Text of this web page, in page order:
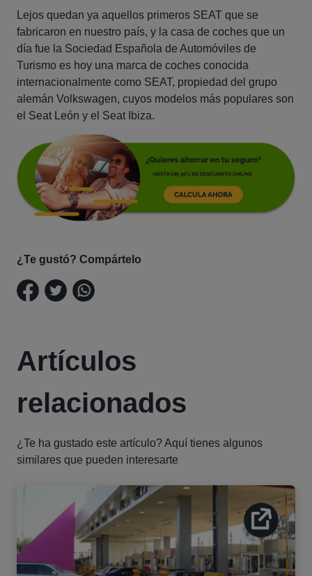
Lejos quedan ya aquellos primeros SEAT que se
fabricaron en nuestro país, y la casa de coches que un
día fue la Sociedad Española de Automóviles de
Turismo es hoy una marca de coches conocida
internacionalmente como SEAT, propiedad del grupo
alemán Volkswagen, cuyos modelos más populares son
el Seat León y el Seat Ibiza.
¿Te gustó? Compártelo
Artículos
relacionados
¿Te ha gustado este artículo? Aquí tienes algunos
similares que pueden interesarte